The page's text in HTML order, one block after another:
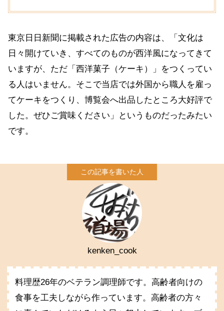
東京日日新聞に掲載された広告の内容は、「文化は
日々開けていき、すべてのものが西洋風になってきて
いますが、ただ「西洋菓子（ケーキ）」をつくってい
る人はいません。そこで当店では外国から職人を雇っ
てケーキをつくり、博覧会へ出品したところ大好評で
した。ぜひご賞味ください」というものだったみたい
です。
kenken_cook
料理歴26年のベテラン調理師です。高齢者向けの
食事を工夫しながら作っています。高齢者の方々